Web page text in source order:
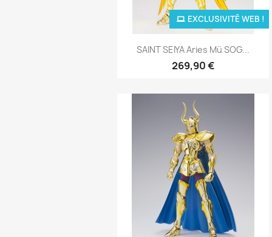
Aperçu rapide
SAINT SEIYA Aries Mü SOG...
269,90 €
EXCLUSIVITÉ WEB !